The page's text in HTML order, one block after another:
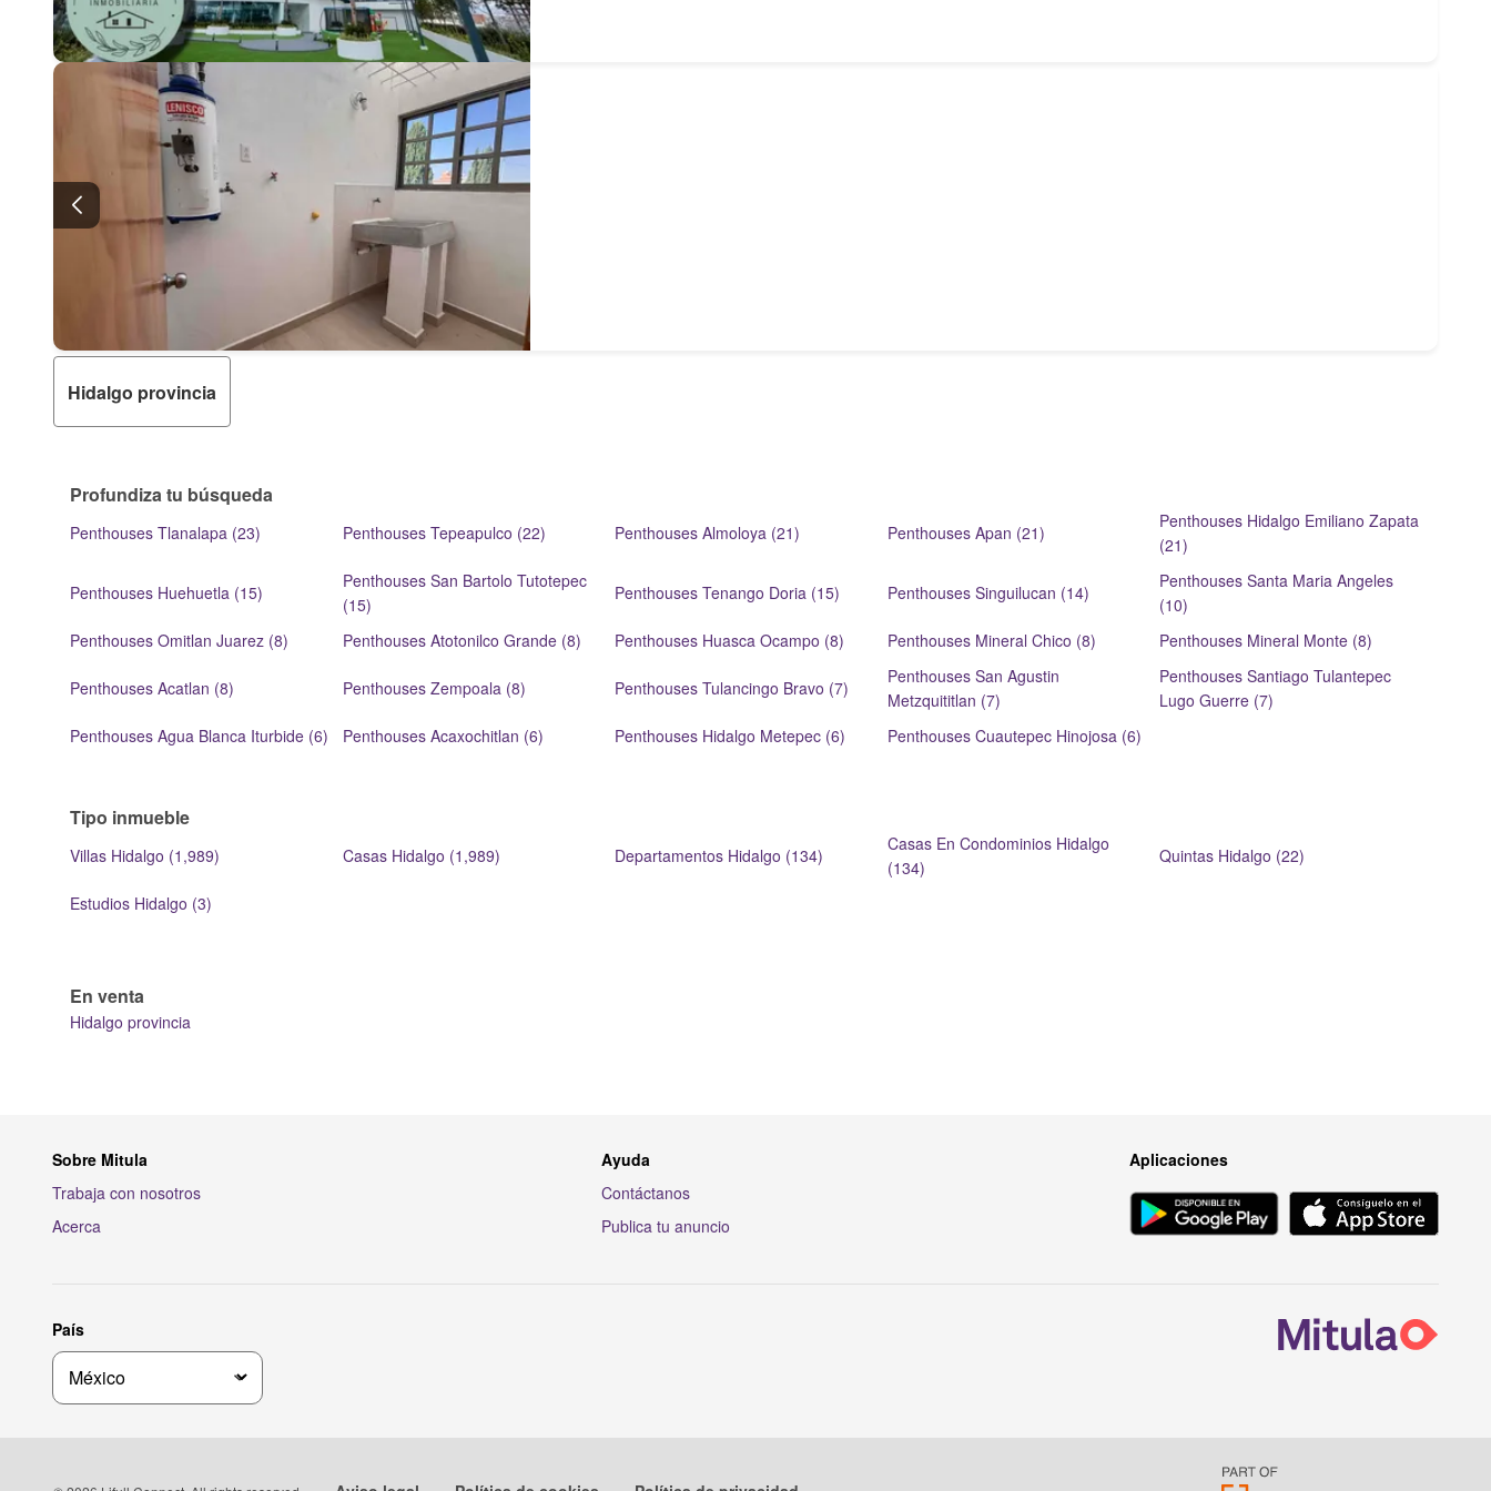
Hidalgo provincia
Profundiza tu búsqueda
Penthouses Tlanalapa (23) Penthouses Tepeapulco (22) Penthouses Almoloya (21) Penthouses Apan (21)
Penthouses Hidalgo Emiliano Zapata
(21)
Penthouses Huehuetla (15)
Penthouses San Bartolo Tutotepec
(15)
Penthouses Tenango Doria (15) Penthouses Singuilucan (14)
Penthouses Santa Maria Angeles
(10)
Penthouses Omitlan Juarez (8)
Penthouses Atotonilco Grande (8) Penthouses Huasca Ocampo (8) Penthouses Mineral Chico (8) Penthouses Mineral Monte (8)
Penthouses Acatlan (8) Penthouses Zempoala (8) Penthouses Tulancingo Bravo (7)
Penthouses San Agustin
Metzquititlan (7)
Penthouses Santiago Tulantepec
Lugo Guerre (7)
Penthouses Agua Blanca Iturbide (6)
Penthouses Acaxochitlan (6) Penthouses Hidalgo Metepec (6) Penthouses Cuautepec Hinojosa (6)
Tipo inmueble
Villas Hidalgo (1,989) Casas Hidalgo (1,989) Departamentos Hidalgo (134)
Casas En Condominios Hidalgo
(134)
Quintas Hidalgo (22)
Estudios Hidalgo (3)
En venta
Hidalgo provincia
Sobre Mitula
Trabaja con nosotros
Acerca
Ayuda
Contáctanos
Publica tu anuncio
Aplicaciones
País